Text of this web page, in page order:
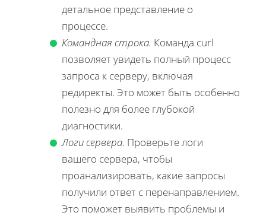
детальное представление о
процессе.
Командная строка. Команда curl
позволяет увидеть полный процесс
запроса к серверу, включая
редиректы. Это может быть особенно
полезно для более глубокой
диагностики.
Логи сервера. Проверьте логи
вашего сервера, чтобы
проанализировать, какие запросы
получили ответ с перенаправлением.
Это поможет выявить проблемы и